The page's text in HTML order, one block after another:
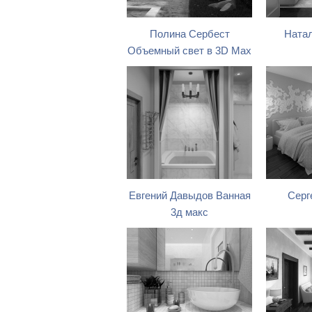
Полина Сербест
Объемный свет в 3D Max
Евгений Давыдов Ванная
3д макс